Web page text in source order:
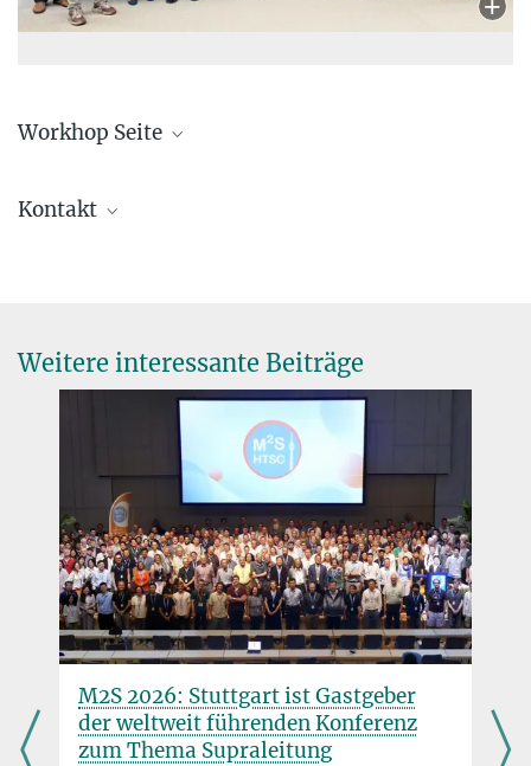
Workhop Seite
Kontakt
Dep. for Solid State Spectroscopy
Max Planck Institute for Solid State Research, Heisenbergstr. 1,
70569 Stuttgart, Germany
Professor Je-Geun Park
jgpark10@...
Seoul National University
Sonja Balkema
S.Balkema@...
Max Planck Institute for Solid State Research, Heisenbergstr. 1,
70569 Stuttgart, Germany
Weitere interessante Beiträge
M2S 2026: Stuttgart ist Gastgeber
der weltweit führenden Konferenz
zum Thema Supraleitung